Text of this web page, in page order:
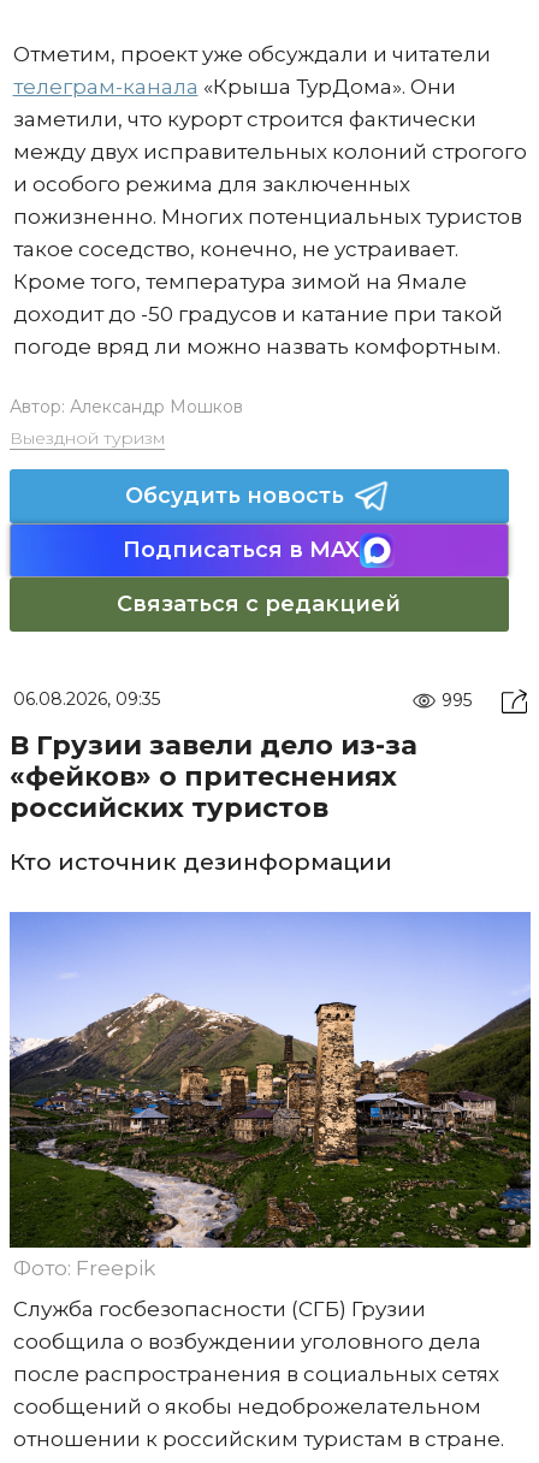
Отметим, проект уже обсуждали и читатели
телеграм-канала «Крыша ТурДома». Они
заметили, что курорт строится фактически
между двух исправительных колоний строгого
и особого режима для заключенных
пожизненно. Многих потенциальных туристов
такое соседство, конечно, не устраивает.
Кроме того, температура зимой на Ямале
доходит до -50 градусов и катание при такой
погоде вряд ли можно назвать комфортным.
Автор: Александр Мошков
Выездной туризм
Обсудить новость
Подписаться в MAX
Связаться с редакцией
06.08.2026, 09:35 995
В Грузии завели дело из-за
«фейков» о притеснениях
российских туристов
Кто источник дезинформации
Фото: Freepik
Служба госбезопасности (СГБ) Грузии
сообщила о возбуждении уголовного дела
после распространения в социальных сетях
сообщений о якобы недоброжелательном
отношении к российским туристам в стране.